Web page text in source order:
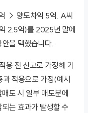
→ 양도차익 5억. A씨
2.5억)를 2025년 말에
을 택했습니다.
용 전 신고로 가정해 기
적용으로 가정(예시
도 시 일부 매도분에
는 효과가 발생할 수